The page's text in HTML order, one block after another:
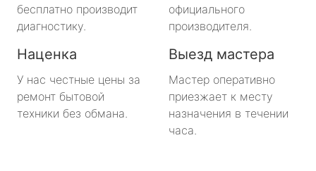
бесплатно производит
диагностику.
официального
производителя.
Наценка
У нас честные цены за
ремонт бытовой
техники без обмана.
Выезд мастера
Мастер оперативно
приезжает к месту
назначения в течении
часа.